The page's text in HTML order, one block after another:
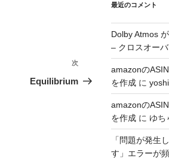
次
の
次
Equilibrium
最近のコメント
Dolby Atmos
– クロスオー
amazonの
を作成に yoshi
amazonの
を作成に ゆち
「問題が発生
す」エラーが